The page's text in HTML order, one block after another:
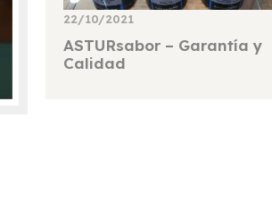
22/10/2021
ASTURsabor – Garantía y
Calidad